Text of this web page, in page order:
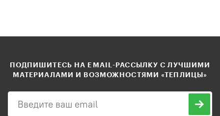
ПОДПИШИТЕСЬ НА EMAIL-РАССЫЛКУ С ЛУЧШИМИ
МАТЕРИАЛАМИ И ВОЗМОЖНОСТЯМИ «ТЕПЛИЦЫ»